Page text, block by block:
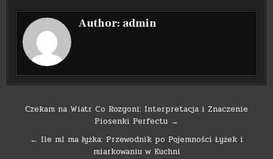
Author: admin
Nawigacja
Czekam na Wiatr Co Rozgoni: Interpretacja i Znaczenie
Piosenki Perfectu →
← Ile ml ma łyżka: Przewodnik po Pojemności Łyżek i
miarkowaniu w Kuchni